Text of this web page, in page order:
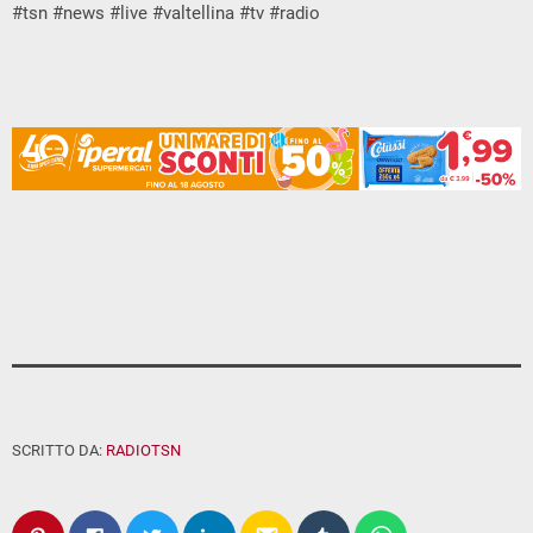
#tsn #news #live #valtellina #tv #radio
SCRITTO DA: RADIOTSN